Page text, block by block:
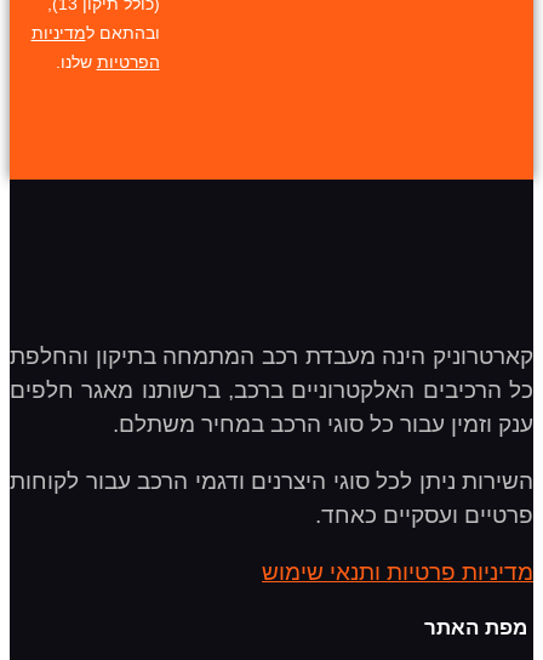
(כולל תיקון 13),
ובהתאם למדיניות
הפרטיות שלנו.
קארטרוניק הינה מעבדת רכב המתמחה בתיקון והחלפת
כל הרכיבים האלקטרוניים ברכב, ברשותנו מאגר חלפים
ענק וזמין עבור כל סוגי הרכב במחיר משתלם.
השירות ניתן לכל סוגי היצרנים ודגמי הרכב עבור לקוחות
פרטיים ועסקיים כאחד.
מדיניות פרטיות ותנאי שימוש
מפת האתר